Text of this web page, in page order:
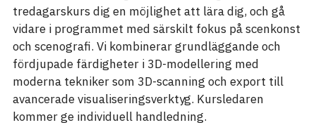
tredagarskurs dig en möjlighet att lära dig, och gå
vidare i programmet med särskilt fokus på scenkonst
och scenografi. Vi kombinerar grundläggande och
fördjupade färdigheter i 3D-modellering med
moderna tekniker som 3D-scanning och export till
avancerade visualiseringsverktyg. Kursledaren
kommer ge individuell handledning.